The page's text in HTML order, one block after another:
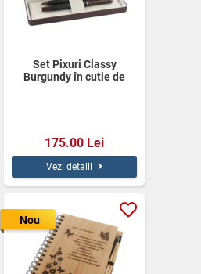
Set Pixuri Classy
Burgundy în cutie de
175.00 Lei
Vezi detalii
Nou